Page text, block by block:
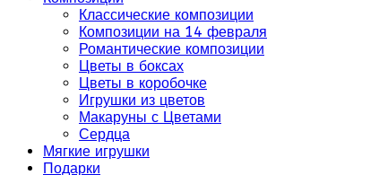
Классические композиции
Композиции на 14 февраля
Романтические композиции
Цветы в боксах
Цветы в коробочке
Игрушки из цветов
Макаруны с Цветами
Сердца
Мягкие игрушки
Подарки